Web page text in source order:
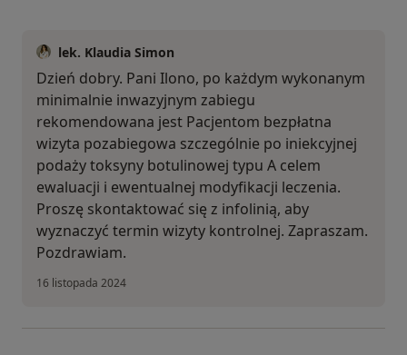
lek. Klaudia Simon
Dzień dobry. Pani Ilono, po każdym wykonanym
minimalnie inwazyjnym zabiegu
rekomendowana jest Pacjentom bezpłatna
wizyta pozabiegowa szczególnie po iniekcyjnej
podaży toksyny botulinowej typu A celem
ewaluacji i ewentualnej modyfikacji leczenia.
Proszę skontaktować się z infolinią, aby
wyznaczyć termin wizyty kontrolnej. Zapraszam.
Pozdrawiam.
16 listopada 2024